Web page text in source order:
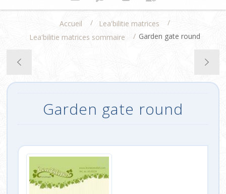
Accueil / Lea'bilitie matrices
/
Lea'bilitie matrices sommaire
/ Garden gate round
Garden gate round